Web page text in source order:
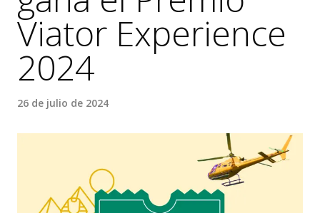
Viator Experience
2024
26 de julio de 2024